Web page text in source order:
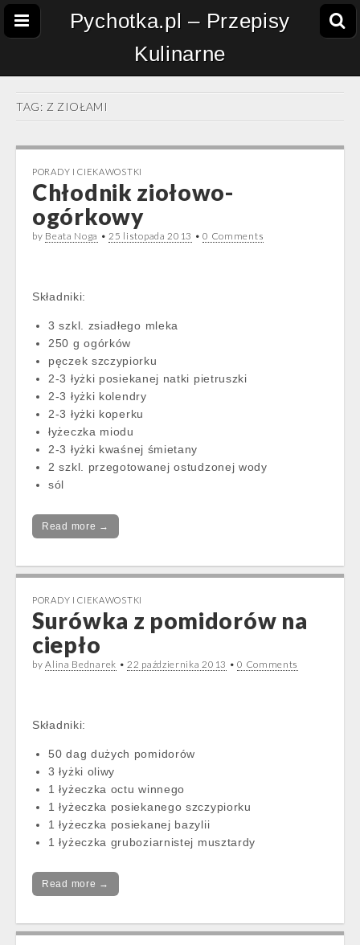
Pychotka.pl – Przepisy
Kulinarne
TAG: Z ZIOŁAMI
PORADY I CIEKAWOSTKI
Chłodnik ziołowo-
ogórkowy
by Beata Noga •25 listopada 2013 •0 Comments
Składniki:
3 szkl. zsiadłego mleka
250 g ogórków
pęczek szczypiorku
2-3 łyżki posiekanej natki pietruszki
2-3 łyżki kolendry
2-3 łyżki koperku
łyżeczka miodu
2-3 łyżki kwaśnej śmietany
2 szkl. przegotowanej ostudzonej wody
sól
Read more →
PORADY I CIEKAWOSTKI
Surówka z pomidorów na
ciepło
byAlina Bednarek •22 października 2013 •0 Comments
Składniki:
50 dag dużych pomidorów
3 łyżki oliwy
1 łyżeczka octu winnego
1 łyżeczka posiekanego szczypiorku
1 łyżeczka posiekanej bazylii
1 łyżeczka gruboziarnistej musztardy
Read more →